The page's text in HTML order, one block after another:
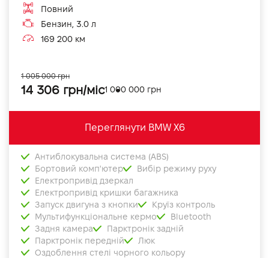
Повний
Бензин, 3.0 л
169 200 км
14 306 грн/міс1 000 000 грн
1 005 000 грн
Переглянути BMW X6
Антиблокувальна система (ABS)
Бортовий комп'ютер
Вибір режиму руху
Електропривід дзеркал
Електропривід кришки багажника
Запуск двигуна з кнопки
Круїз контроль
Мультифункціональне кермо
Bluetooth
Задня камера
Парктронік задній
Парктронік передній
Люк
Оздоблення стелі чорного кольору